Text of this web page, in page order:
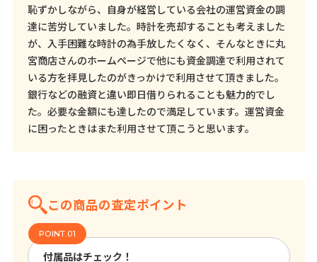
恥ずかしながら、自身が経営している会社の運営資金の調
達に苦労していました。時計を売却することも考えました
が、入手困難な時計の為手放したくなく、そんなときに丸
宮商店さんのホームページで他にも資金調達で利用されて
いる方を拝見したのがきっかけで利用させて頂きました。
銀行などの融資と違い即日借りられることも魅力的でし
た。必要な金額にも達したので満足しています。運営資金
に困ったときはまた利用させて頂こうと思います。
この商品の査定ポイント
付属品はチェック！